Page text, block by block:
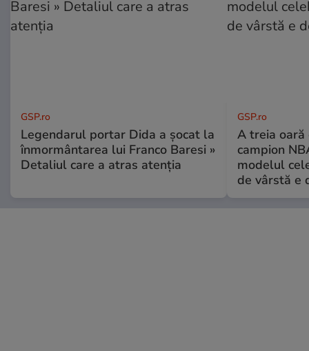
GSP.ro
Legendarul portar Dida a șocat la
înmormântarea lui Franco Baresi »
Detaliul care a atras atenția
GSP.ro
A treia oară
campion
modelul
de vârstă e